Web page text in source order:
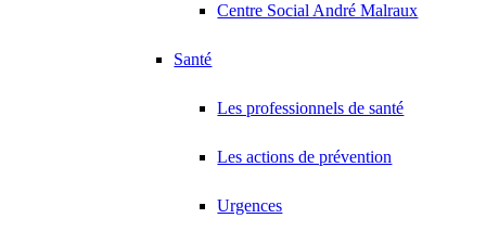
Centre Social André Malraux
Santé
Les professionnels de santé
Les actions de prévention
Urgences